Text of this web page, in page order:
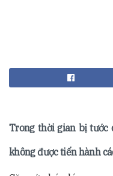
Trong thời gian bị tước
không được tiến hành